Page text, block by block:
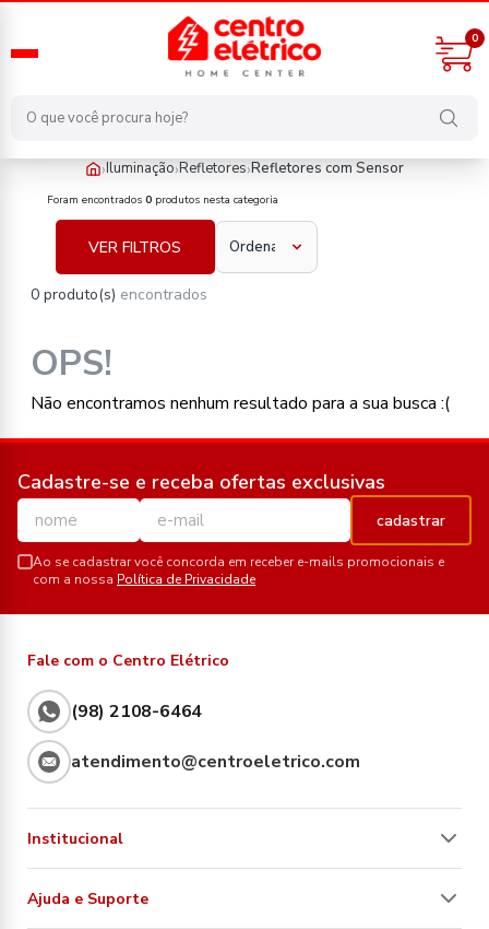
0
›Iluminação›Refletores›Refletores com Sensor
iluminacao/refletores/refletores-com-sensor
Foram encontrados 0 produtos nesta categoria
VER FILTROS
0 produto(s) encontrados
OPS!
Não encontramos nenhum resultado para a sua busca :(
Cadastre-se e receba ofertas exclusivas
cadastrar
Ao se cadastrar você concorda em receber e-mails promocionais e
com a nossa Política de Privacidade
Fale com o Centro Elétrico
(98) 2108-6464
atendimento@centroeletrico.com
Institucional
Ajuda e Suporte